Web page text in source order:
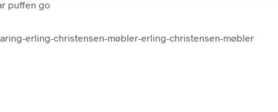
puffen go
erling-christensen-møbler-erling-christensen-møbler